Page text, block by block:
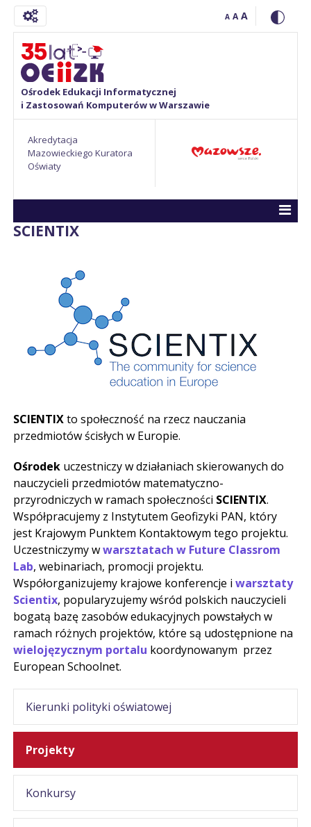
A A A
Ośrodek Edukacji Informatycznej
i Zastosowań Komputerów w Warszawie
Akredytacja
Mazowieckiego Kuratora
Oświaty
SCIENTIX
SCIENTIXto społeczność na rzecz nauczania
przedmiotów ścisłych w Europie.
Ośrodek uczestniczy w działaniach skierowanych do
nauczycieli przedmiotów matematyczno-
przyrodniczych w ramach społeczności SCIENTIX.
Współpracujemy z Instytutem Geofizyki PAN, który
jest Krajowym Punktem Kontaktowym tego projektu.
Uczestniczymy wwarsztatach w Future Classrom
Lab, webinariach, promocji projektu.
Współorganizujemy krajowe konferencje iwarsztaty
Scientix, popularyzujemy wśród polskich nauczycieli
bogatą bazę zasobów edukacyjnych powstałych w
ramach różnych projektów, które są udostępnione na
wielojęzycznym portalu koordynowanym przez
European Schoolnet.
Kierunki polityki oświatowej
Projekty
Konkursy